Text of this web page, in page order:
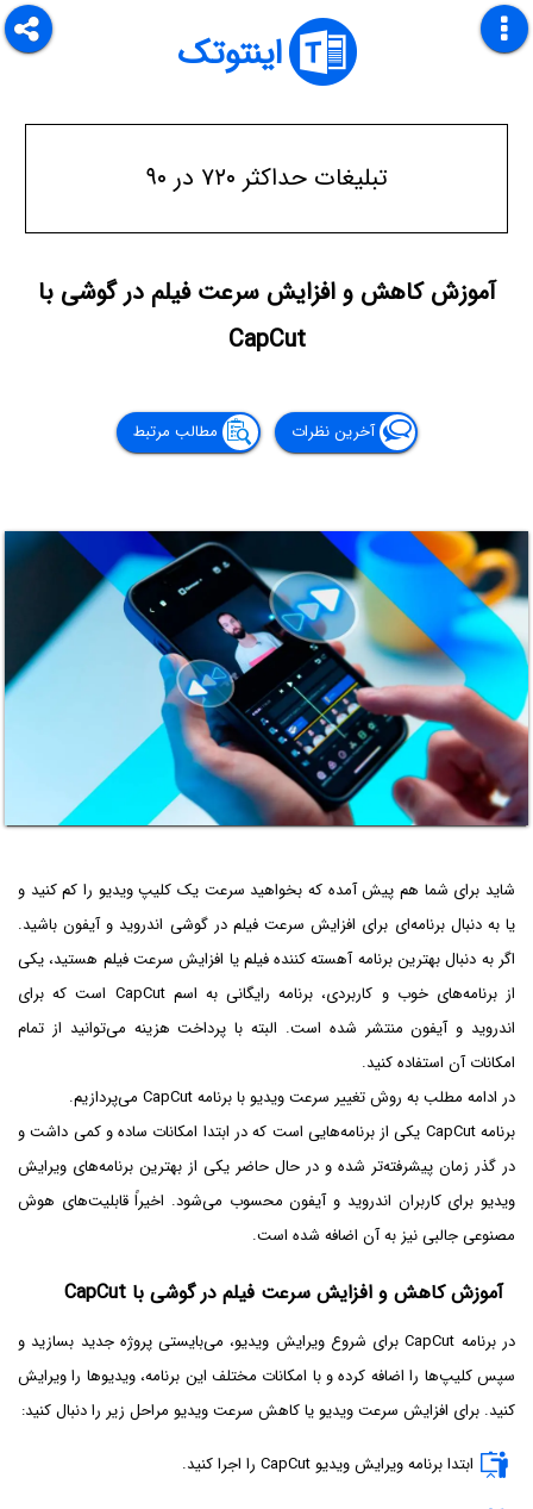
اینتوتک
تبلیغات حداکثر ۷۲۰ در ۹۰
آموزش کاهش و افزایش سرعت فیلم در گوشی با
CapCut
آخرین نظرات مطالب مرتبط
شاید برای شما هم پیش آمده که بخواهید سرعت یک کلیپ ویدیو را کم کنید و
یا به دنبال برنامه‌ای برای افزایش سرعت فیلم در گوشی اندروید و آیفون باشید.
اگر به دنبال بهترین برنامه آهسته کننده فیلم یا افزایش سرعت فیلم هستید، یکی
از برنامه‌های خوب و کاربردی، برنامه رایگانی به اسم CapCut است که برای
اندروید و آیفون منتشر شده است. البته با پرداخت هزینه می‌توانید از تمام
امکانات آن استفاده کنید.
در ادامه مطلب به روش تغییر سرعت ویدیو با برنامه CapCut می‌پردازیم.
برنامه CapCut یکی از برنامه‌هایی است که در ابتدا امکانات ساده و کمی داشت و
در گذر زمان پیشرفته‌تر شده و در حال حاضر یکی از بهترین برنامه‌های ویرایش
ویدیو برای کاربران اندروید و آیفون محسوب می‌شود. اخیراً قابلیت‌های هوش
مصنوعی جالبی نیز به آن اضافه شده است.
آموزش کاهش و افزایش سرعت فیلم در گوشی با CapCut
در برنامه CapCut برای شروع ویرایش ویدیو، می‌بایستی پروژه جدید بسازید و
سپس کلیپ‌ها را اضافه کرده و با امکانات مختلف این برنامه، ویدیوها را ویرایش
کنید. برای افزایش سرعت ویدیو یا کاهش سرعت ویدیو مراحل زیر را دنبال کنید:
ابتدا برنامه ویرایش ویدیو CapCut را اجرا کنید.